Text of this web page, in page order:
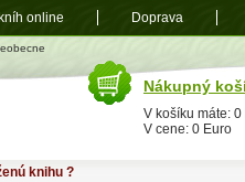
knihu ?
Nákupný
V košíku máte: 0
V cene: 0 Euro
online Doprava